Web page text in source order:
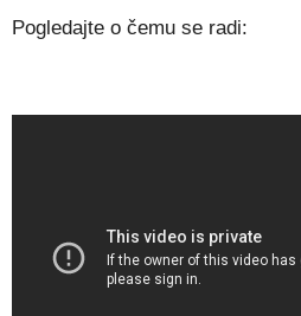
Pogledajte o čemu se radi: